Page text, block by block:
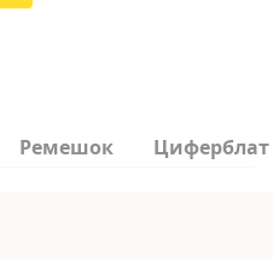
Ремешок Циферблат